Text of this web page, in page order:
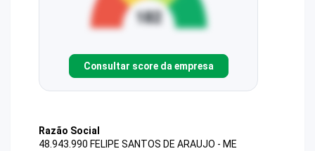
Consultar score da empresa
Razão Social
48.943.990 FELIPE SANTOS DE ARAUJO - ME